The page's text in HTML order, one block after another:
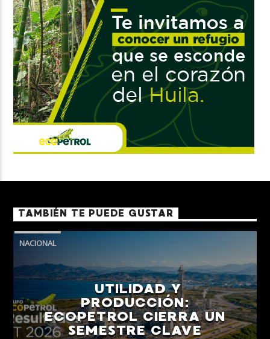
TAMBIÉN TE PUEDE GUSTAR
NACIONAL
UTILIDAD Y
PRODUCCIÓN:
ECOPETROL CIERRA UN
SEMESTRE CLAVE